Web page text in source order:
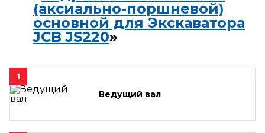
(аксиально-поршневой)
основной для Экскаватора
JCB JS220»
1
Ведущий вал